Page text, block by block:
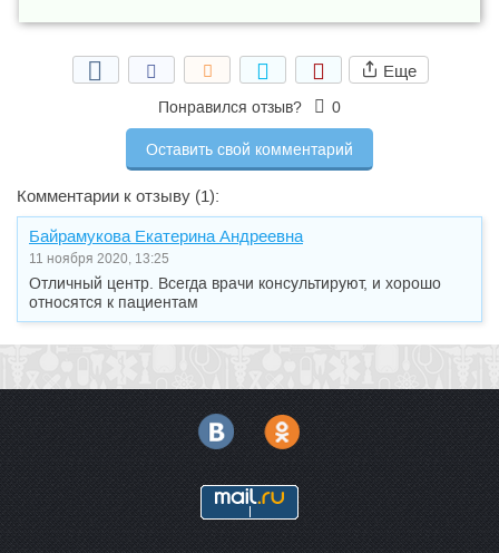
Еще
Понравился отзыв? 0
Оставить свой комментарий
Комментарии к отзыву (1):
Байрамукова Екатерина Андреевна
11 ноября 2020, 13:25
Отличный центр. Всегда врачи консультируют, и хорошо
относятся к пациентам